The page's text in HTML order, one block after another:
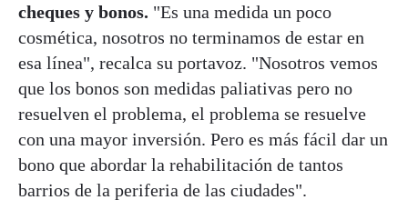
cheques y bonos. "Es una medida un poco
cosmética, nosotros no terminamos de estar en
esa línea", recalca su portavoz. "Nosotros vemos
que los bonos son medidas paliativas pero no
resuelven el problema, el problema se resuelve
con una mayor inversión. Pero es más fácil dar un
bono que abordar la rehabilitación de tantos
barrios de la periferia de las ciudades".